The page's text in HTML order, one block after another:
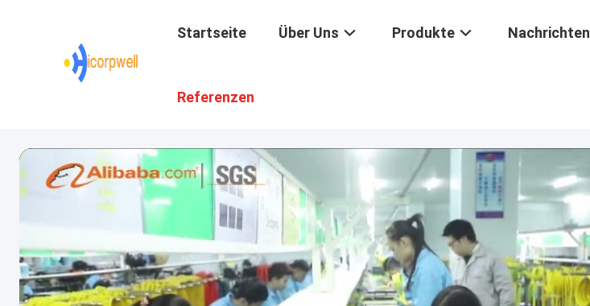
Startseite Über Uns Produkte Nachrichten
Referenzen